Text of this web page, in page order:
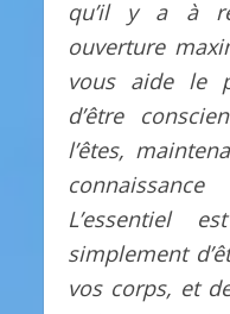
qu’il y a à
ouverture
vous aide le
d’être
l’êtes,
L’essentiel
simplement
vos corps, et